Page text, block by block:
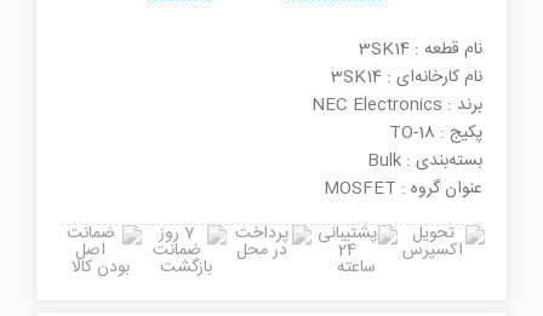
نام قطعه : 3SK14
نام کارخانه‌ای : 3SK14
برند : NEC Electronics
پکیج : TO-18
بسته‌بندی : Bulk
عنوان گروه : MOSFET